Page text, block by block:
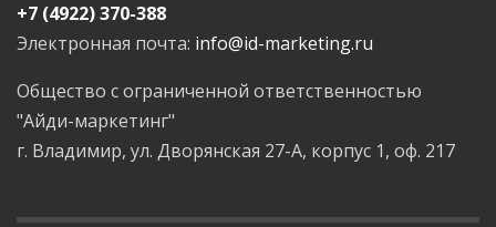
+7 (4922) 370-388
Электронная почта: info@id-marketing.ru
Общество с ограниченной ответственностью
"Айди-маркетинг"
г. Владимир, ул. Дворянская 27-А, корпус 1, оф. 217